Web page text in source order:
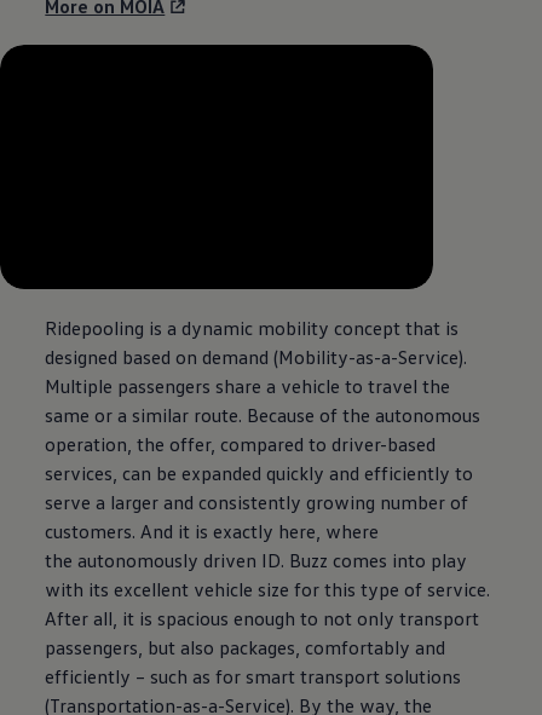
More on MOIA
Verbleibende Zeit, --:--
Ridepooling is a dynamic mobility concept that is
designed based on demand (Mobility-as-a-Service).
Multiple passengers share a vehicle to travel the
same or a similar route. Because of the autonomous
operation, the offer, compared to driver-based
services, can be expanded quickly and efficiently to
serve a larger and consistently growing number of
customers. And it is exactly here, where
the autonomously driven ID. Buzz comes into play
with its excellent vehicle size for this type of service.
After all, it is spacious enough to not only transport
passengers, but also packages, comfortably and
efficiently – such as for smart transport solutions
(Transportation-as-a-Service). By the way, the